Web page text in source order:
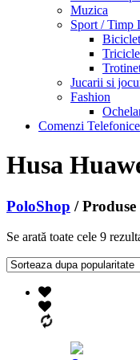
Muzica
Sport / Timp
Jucarii si
Fashion
Comenzi Telefonice
Husa
PoloShop /
Se arată toate cele 9